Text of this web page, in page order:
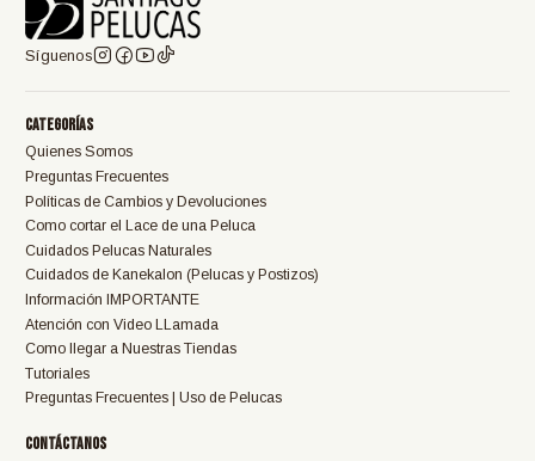
Síguenos
Categorías
Quienes Somos
Preguntas Frecuentes
Políticas de Cambios y Devoluciones
Como cortar el Lace de una Peluca
Cuidados Pelucas Naturales
Cuidados de Kanekalon (Pelucas y Postizos)
Información IMPORTANTE
Atención con Video LLamada
Como llegar a Nuestras Tiendas
Tutoriales
Preguntas Frecuentes | Uso de Pelucas
Contáctanos